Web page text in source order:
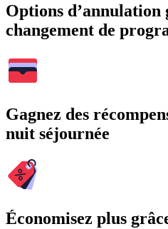
Options d’annulation
changement de
Gagnez des
nuit séjournée
Économisez plus